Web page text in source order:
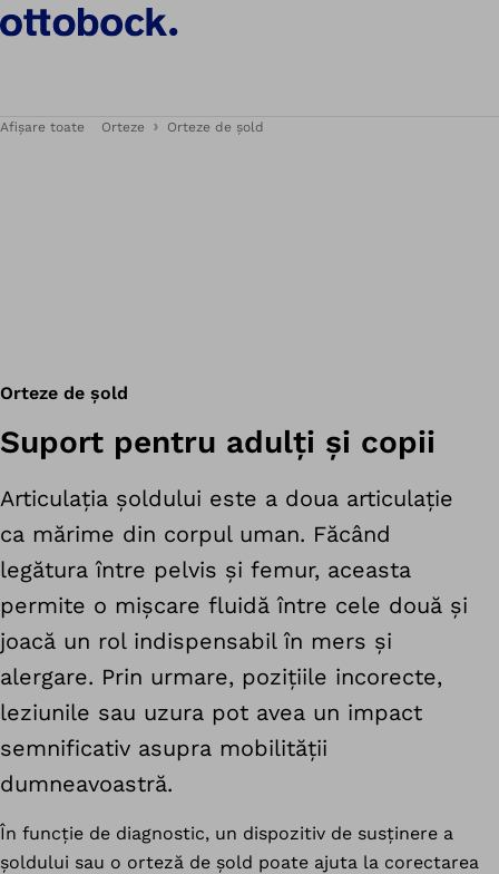
Afișare toate Orteze Orteze de șold
Orteze de șold
Suport pentru adulți și copii
Articulația șoldului este a doua articulație
ca mărime din corpul uman. Făcând
legătura între pelvis și femur, aceasta
permite o mișcare fluidă între cele două și
joacă un rol indispensabil în mers și
alergare. Prin urmare, pozițiile incorecte,
leziunile sau uzura pot avea un impact
semnificativ asupra mobilității
dumneavoastră.
În funcție de diagnostic, un dispozitiv de susținere a
șoldului sau o orteză de șold poate ajuta la corectarea